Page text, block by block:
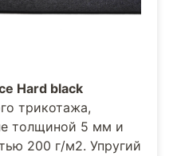
Hard black
трикотажа,
толщиной 5 мм и
200 г/м2. Упругий